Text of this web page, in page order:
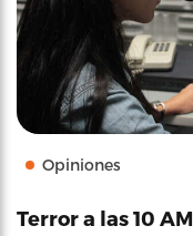
Opiniones
Terror a las 10 AM